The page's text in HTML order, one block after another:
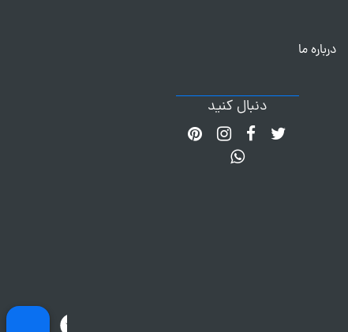
درباره ما
دنبال کنید